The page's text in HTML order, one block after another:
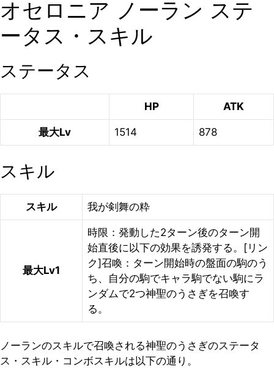
オセロニア ノーラン ステ
ータス・スキル
ステータス
HP ATK
最大Lv 1514 878
スキル
スキル 我が剣舞の粋
最大Lv1
時限：発動した2ターン後のターン開
始直後に以下の効果を誘発する。[リン
ク]召喚：ターン開始時の盤面の駒のう
ち、自分の駒でキャラ駒でない駒にラ
ンダムで2つ神聖のうさぎを召喚す
る。
ノーランのスキルで召喚される神聖のうさぎのステータ
ス・スキル・コンボスキルは以下の通り。